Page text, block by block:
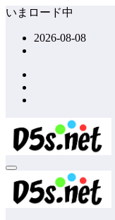
コ
ッ
プ
いまロード中
2026-08-08